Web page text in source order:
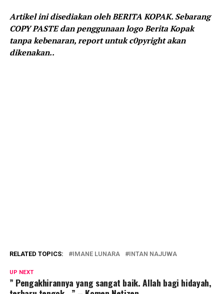
Artikel ini disediakan oleh BERITA KOPAK. Sebarang
COPY PASTE dan penggunaan logo Berita Kopak
tanpa kebenaran, report untuk c0pyright akan
dikenakan..
RELATED TOPICS: IMANE LUNARA INTAN NAJUWA
UP NEXT
” Pengakhirannya yang sangat baik. Allah bagi hidayah,